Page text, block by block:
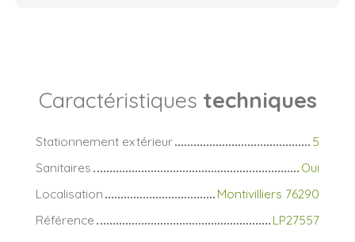
Caractéristiques techniques
Stationnement extérieur
5
Sanitaires
Oui
Localisation
Montivilliers 76290
Référence
LP27557